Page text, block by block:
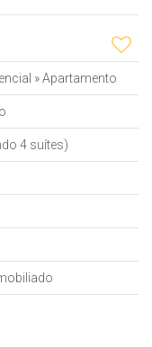
»Apartamento
4 suítes)